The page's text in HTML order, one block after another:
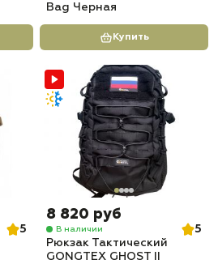
Bag Черная
Купить
5
8 820 руб
В наличии
5
Рюкзак Тактический
GONGTEX GHOST II